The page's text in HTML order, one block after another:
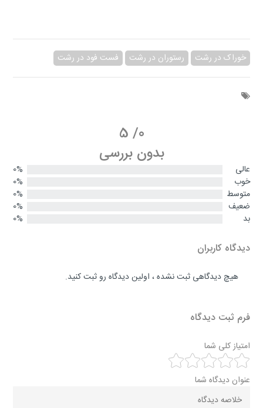
خوراک در رشت رستوران در رشت فست فود در رشت
0
/
5
بدون بررسی
عالی
0%
خوب
0%
متوسط
0%
ضعیف
0%
بد
0%
دیدگاه کاربران
هیچ دیدگاهی ثبت نشده ، اولین دیدگاه رو ثبت کنید.
فرم ثبت دیدگاه
امتیاز کلی شما
عنوان دیدگاه شما